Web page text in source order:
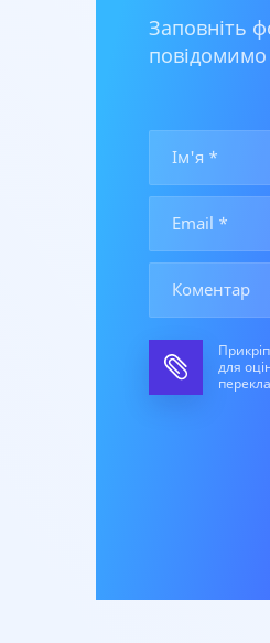
Заповніть
повідомимо
для